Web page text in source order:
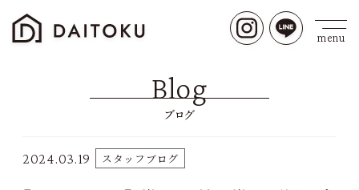
Blog
ブログ
2024.03.19 スタッフブログ